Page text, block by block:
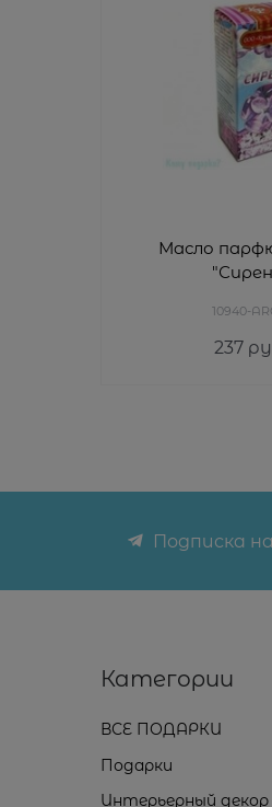
Масло
10940-
237
Подписка
Категории
ВСЕ ПОДАРКИ
Подарки
Интерьерный декор